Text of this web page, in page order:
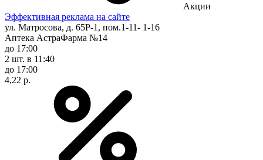
Акции
Эффективная реклама на сайте
ул. Матросова, д. 65Р-1, пом.1-11- 1-16
Аптека АстраФарма №14
до 17:00
2 шт. в 11:40
до 17:00
4,22 р.